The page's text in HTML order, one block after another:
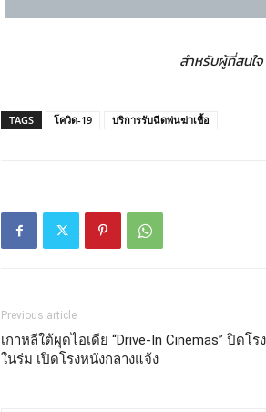
สำหรับผู้ที่สนใ
TAGS โควิด-19 บริการรับฉีดพ่นฆ่าเชื้อ
Previous article
เกาหลีใต้ผุดไอเดีย “Drive-In Cinemas” ปิดโร
ในร่ม เปิดโรงหนังกลางแจ้ง